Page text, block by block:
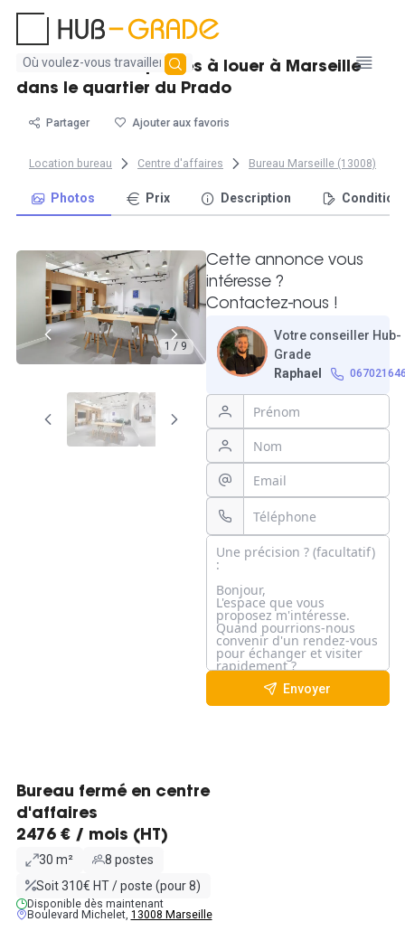
Aucun
résultat
Bureau fermé 8 postes à louer à Marseille
dans le quartier du Prado
Partager Ajouter aux favoris
Location bureau Centre d'affaires Bureau Marseille (13008)
Photos Prix Description
1 / 9
Cette annonce vous
intéresse ?
Contactez-nous !
Votre conseiller Hub-
Grade
Raphael
Envoyer
Bureau fermé en centre
d'affaires
2476 € / mois (HT)
30 m²
8 postes
Soit 310€ HT / poste (pour 8)
Disponible dès maintenant
Boulevard Michelet, 13008 Marseille